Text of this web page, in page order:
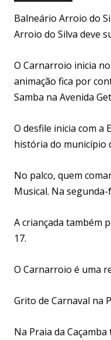
Balneário Arroio do
Arroio do Silva deve
O Carnarroio inicia
animação fica por
Samba na Avenida
O desfile inicia com a
história do município
No palco, quem
Musical. Na
A criançada também
17.
O Carnarroio é uma
Grito de Carnaval na
Na Praia da